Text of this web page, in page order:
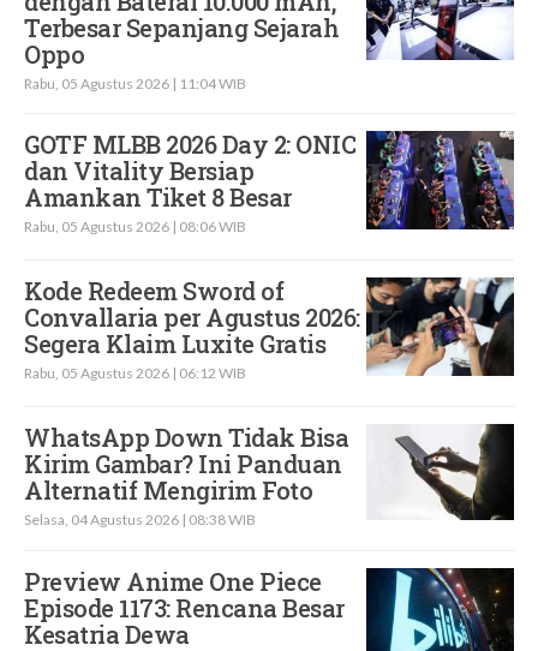
Terbesar Sepanjang Sejarah
Oppo
Rabu, 05 Agustus 2026 | 11:04 WIB
GOTF MLBB 2026 Day 2: ONIC
dan Vitality Bersiap
Amankan Tiket 8 Besar
Rabu, 05 Agustus 2026 | 08:06 WIB
Kode Redeem Sword of
Convallaria per Agustus 2026:
Segera Klaim Luxite Gratis
Rabu, 05 Agustus 2026 | 06:12 WIB
WhatsApp Down Tidak Bisa
Kirim Gambar? Ini Panduan
Alternatif Mengirim Foto
Selasa, 04 Agustus 2026 | 08:38 WIB
Preview Anime One Piece
Episode 1173: Rencana Besar
Kesatria Dewa